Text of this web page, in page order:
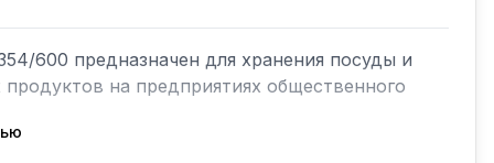
600 предназначен для хранения посуды и
на предприятиях общественного